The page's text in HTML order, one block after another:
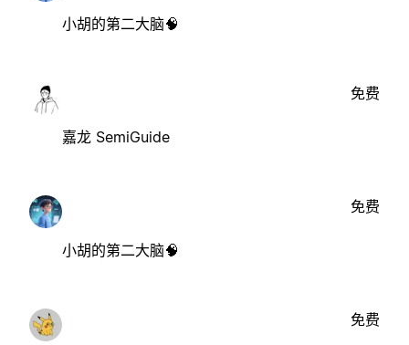
小胡的第二大脑🧠
嘉龙 SemiGuide
免费
小胡的第二大脑🧠
免费
免费